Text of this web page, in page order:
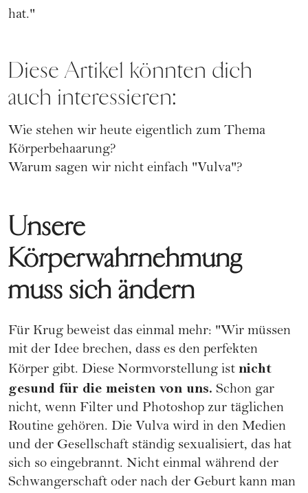
hat."
Diese Artikel könnten dich
auch interessieren:
Wie stehen wir heute eigentlich zum Thema
Körperbehaarung?
Warum sagen wir nicht einfach "Vulva"?
Unsere
Körperwahrnehmung
muss sich ändern
Für Krug beweist das einmal mehr: "Wir müssen
mit der Idee brechen, dass es den perfekten
Körper gibt. Diese Normvorstellung ist nicht
gesund für die meisten von uns. Schon gar
nicht, wenn Filter und Photoshop zur täglichen
Routine gehören. Die Vulva wird in den Medien
und der Gesellschaft ständig sexualisiert, das hat
sich so eingebrannt. Nicht einmal während der
Schwangerschaft oder nach der Geburt kann man